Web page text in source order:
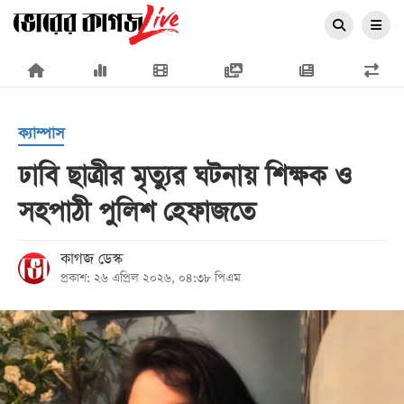
×
প্রচ্ছদ
জাতীয়
রাজনীতি
অর্থনীতি
আন্তর্জাতিক
সারাদেশ
ক্যাম্পাস
ঢাবি ছাত্রীর মৃত্যুর ঘটনায় শিক্ষক ও
সহপাঠী পুলিশ হেফাজতে
কাগজ ডেস্ক
প্রকাশ: ২৬ এপ্রিল ২০২৬, ০৪:৩৮ পিএম